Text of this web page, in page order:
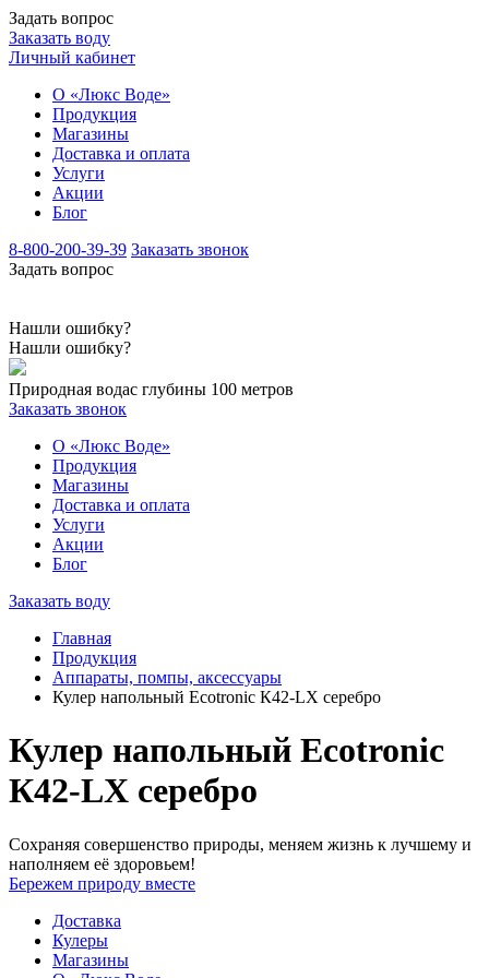
Задать вопрос
Заказать воду
Личный кабинет
О «Люкс Воде»
Продукция
Магазины
Доставка и оплата
Услуги
Акции
Блог
8-800-200-39-39 Заказать звонок
Задать вопрос
Нашли ошибку?
Нашли ошибку?
Природная водас глубины 100 метров
Заказать звонок
О «Люкс Воде»
Продукция
Магазины
Доставка и оплата
Услуги
Акции
Блог
Заказать воду
Главная
Продукция
Аппараты, помпы, аксессуары
Кулер напольный Ecotronic К42-LX серебро
Кулер напольный Ecotronic
К42-LX серебро
Сохраняя совершенство природы, меняем жизнь к лучшему и
наполняем её здоровьем!
Бережем природу вместе
Доставка
Кулеры
Магазины